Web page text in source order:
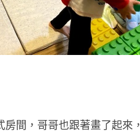
房間，哥哥也跟著畫了起來，